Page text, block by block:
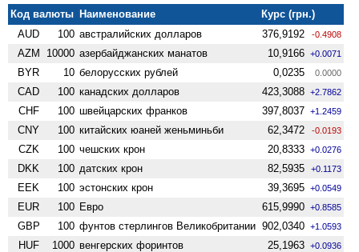
Код валюты Наименование
Курс (грн.)
AUD
100 австралийских долларов 376,9192 -0.4908
AZM 10000 азербайджанских манатов 10,9166 +0.0071
BYR 10 белорусских рублей 0,0235 0.0000
CAD 100 канадских долларов 423,3088 +2.7862
CHF 100 швейцарских франков 397,8037 +1.2459
CNY 100 китайских юаней женьминьби 62,3472 -0.0193
CZK 100 чешских крон 20,8333 +0.0276
DKK 100 датских крон 82,5935 +0.1173
EEK 100 эстонских крон 39,3695 +0.0549
EUR 100 Евро 615,9990 +0.8585
GBP 100 фунтов стерлингов Велико­британии 902,0340 +1.0593
HUF 1000 венгерских форинтов 25,1963 +0.0936